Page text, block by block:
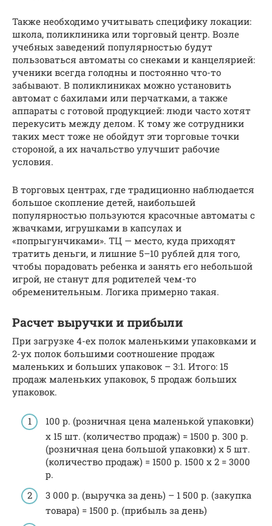
Также необходимо учитывать специфику локации:
школа, поликлиника или торговый центр. Возле
учебных заведений популярностью будут
пользоваться автоматы со снеками и канцелярией:
ученики всегда голодны и постоянно что-то
забывают. В поликлиниках можно установить
автомат с бахилами или перчатками, а также
аппараты с готовой продукцией: люди часто хотят
перекусить между делом. К тому же сотрудники
таких мест тоже не обойдут эти торговые точки
стороной, а их начальство улучшит рабочие
условия.
В торговых центрах, где традиционно наблюдается
большое скопление детей, наибольшей
популярностью пользуются красочные автоматы с
жвачками, игрушками в капсулах и
«попрыгунчиками». ТЦ — место, куда приходят
тратить деньги, и лишние 5–10 рублей для того,
чтобы порадовать ребенка и занять его небольшой
игрой, не станут для родителей чем-то
обременительным. Логика примерно такая.
Расчет выручки и прибыли
При загрузке 4-ех полок маленькими упаковками и
2-ух полок большими соотношение продаж
маленьких и больших упаковок – 3:1. Итого: 15
продаж маленьких упаковок, 5 продаж больших
упаковок.
100 р. (розничная цена маленькой упаковки)
х 15 шт. (количество продаж) = 1500 р. 300 р.
(розничная цена большой упаковки) х 5 шт.
(количество продаж) = 1500 р. 1500 х 2 = 3000
р.
3 000 р. (выручка за день) – 1 500 р. (закупка
товара) = 1500 р. (прибыль за день)